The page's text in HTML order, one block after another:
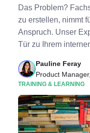
Das Problem?
zu erstellen, nimmt
Anspruch. Unser
Tür zu Ihrem
Pauline Feray
Product
TRAINING & LEARNING